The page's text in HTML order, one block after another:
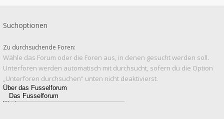
Suchoptionen
Zu durchsuchende Foren:
Wähle das Forum oder die Foren aus, in denen gesucht werden soll.
Unterforen werden automatisch mit durchsucht, sofern du die Option
„Unterforen durchsuchen“ unten nicht deaktivierst.